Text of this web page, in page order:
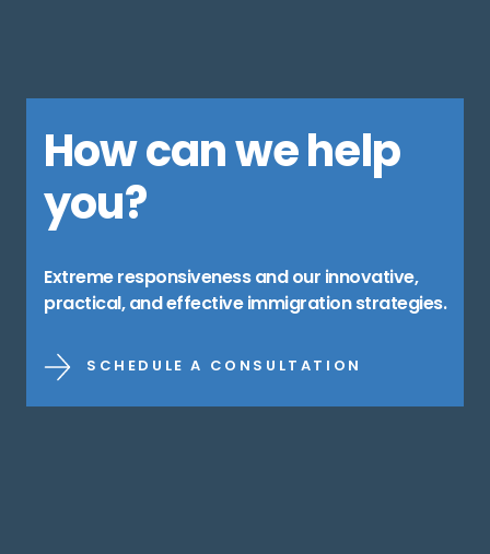
How can we help
you?
Extreme responsiveness and our innovative,
practical, and effective immigration strategies.
SCHEDULE A CONSULTATION